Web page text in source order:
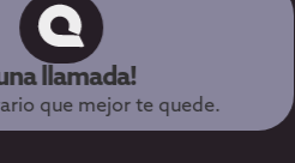
llamada!
que mejor te quede.